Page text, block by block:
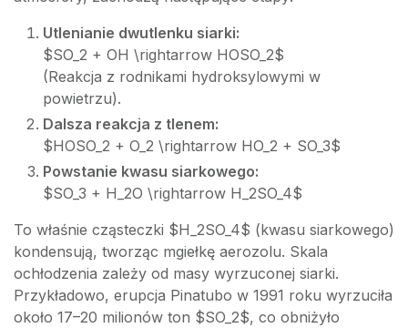
Utlenianie dwutlenku siarki:
$SO_2 + OH \rightarrow HOSO_2$
(Reakcja z rodnikami hydroksylowymi w
powietrzu).
Dalsza reakcja z tlenem:
$HOSO_2 + O_2 \rightarrow HO_2 + SO_3$
Powstanie kwasu siarkowego:
$SO_3 + H_2O \rightarrow H_2SO_4$
To właśnie cząsteczki $H_2SO_4$ (kwasu siarkowego)
kondensują, tworząc mgiełkę aerozolu. Skala
ochłodzenia zależy od masy wyrzuconej siarki.
Przykładowo, erupcja Pinatubo w 1991 roku wyrzuciła
około 17–20 milionów ton $SO_2$, co obniżyło